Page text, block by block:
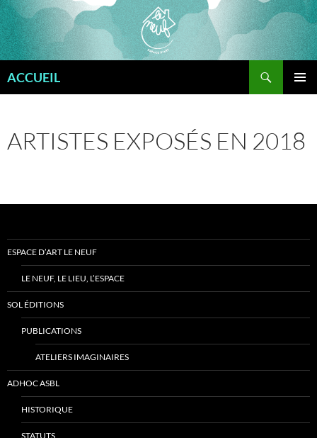
Aller
au
contenu
ACCUEIL
ARTISTES EXPOSÉS EN 2018
ESPACE D’ART LE NEUF
LE NEUF, LE LIEU, L’ESPACE
SOL ÉDITIONS
PUBLICATIONS
ATELIERS IMAGINAIRES
ADHOC ASBL
HISTORIQUE
STATUTS